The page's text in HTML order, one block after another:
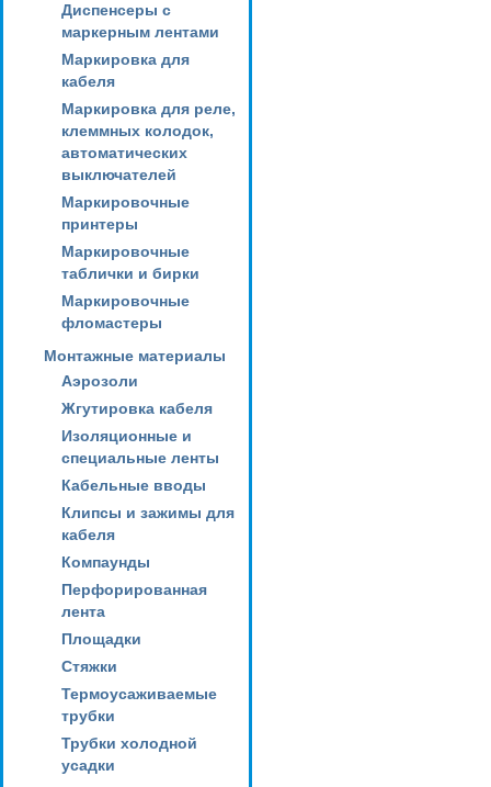
Диспенсеры с
маркерным лентами
Маркировка для
кабеля
Маркировка для реле,
клеммных колодок,
автоматических
выключателей
Маркировочные
принтеры
Маркировочные
таблички и бирки
Маркировочные
фломастеры
Монтажные материалы
Аэрозоли
Жгутировка кабеля
Изоляционные и
специальные ленты
Кабельные вводы
Клипсы и зажимы для
кабеля
Компаунды
Перфорированная
лента
Площадки
Стяжки
Термоусаживаемые
трубки
Трубки холодной
усадки